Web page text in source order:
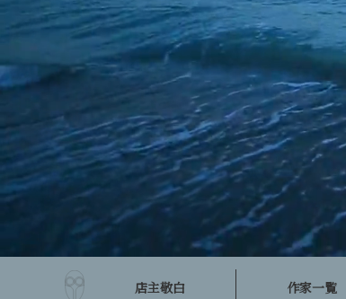
店主敬白 作家一覧